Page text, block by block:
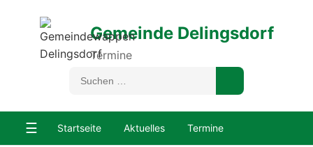
Gemeinde Delingsdorf
Termine
☰ Startseite Aktuelles Termine